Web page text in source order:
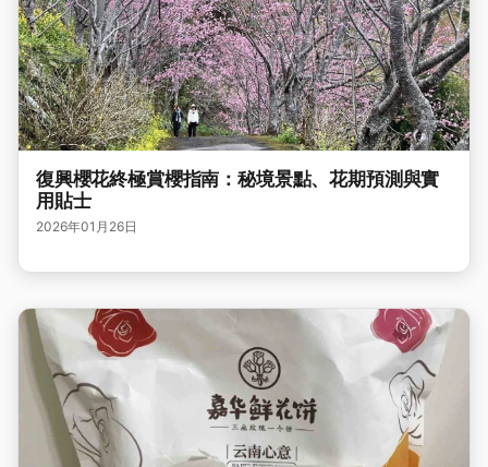
復興櫻花終極賞櫻指南：秘境景點、花期預測與實
用貼士
2026年01月26日